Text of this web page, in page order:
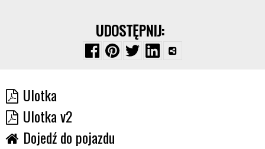
UDOSTĘPNIJ:
Ulotka
Ulotka v2
Dojedź do pojazdu